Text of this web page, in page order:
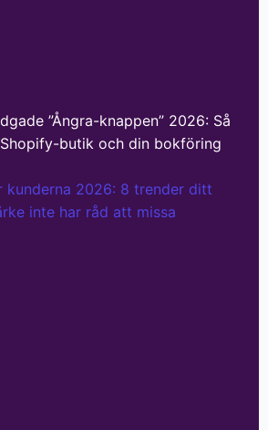
”Ångra-knappen” 2026: Så
butik och din bokföring